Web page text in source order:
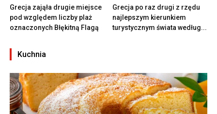
Grecja zająła drugie miejsce
pod względem liczby plaż
oznaczonych Błękitną Flagą
Grecja po raz drugi z rzędu
najlepszym kierunkiem
turystycznym świata według...
Kuchnia